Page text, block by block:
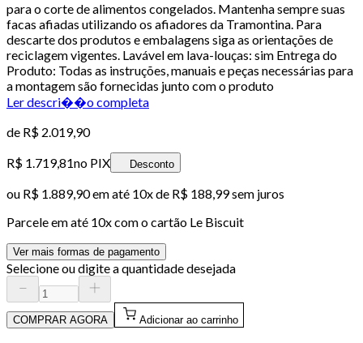
para o corte de alimentos congelados. Mantenha sempre suas
facas afiadas utilizando os afiadores da Tramontina. Para
descarte dos produtos e embalagens siga as orientações de
reciclagem vigentes. Lavável em lava-louças: sim Entrega do
Produto: Todas as instruções, manuais e peças necessárias para
a montagem são fornecidas junto com o produto
Ler descri��o completa
de R$ 2.019,90
R$ 1.719,81no PIX Desconto
ou R$ 1.889,90em até 10x de R$ 188,99 sem juros
Parcele em até 10x com o cartão Le Biscuit
Ver mais formas de pagamento
Selecione ou digite a quantidade desejada
COMPRAR AGORA Adicionar ao carrinho